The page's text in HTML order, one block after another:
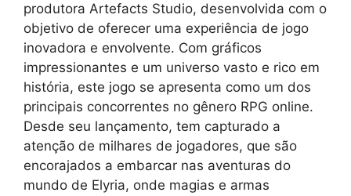
produtora Artefacts Studio, desenvolvida com o
objetivo de oferecer uma experiência de jogo
inovadora e envolvente. Com gráficos
impressionantes e um universo vasto e rico em
história, este jogo se apresenta como um dos
principais concorrentes no gênero RPG online.
Desde seu lançamento, tem capturado a
atenção de milhares de jogadores, que são
encorajados a embarcar nas aventuras do
mundo de Elyria, onde magias e armas